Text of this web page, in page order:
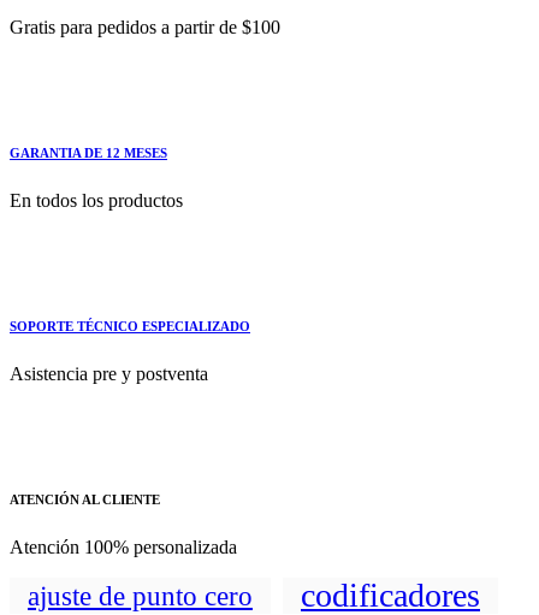
Gratis para pedidos a partir de $100
GARANTIA DE 12 MESES
En todos los productos
SOPORTE TÉCNICO ESPECIALIZADO
Asistencia pre y postventa
ATENCIÓN AL CLIENTE
Atención 100% personalizada
ajuste de punto cero codificadores